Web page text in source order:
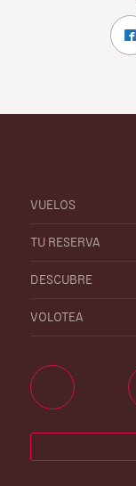
VUELOS
TU RESERVA
DESCUBRE
VOLOTEA